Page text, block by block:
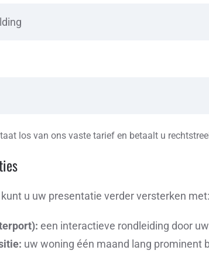
los van ons vaste tarief en betaalt u
u uw presentatie verder versterken met:
een interactieve rondleiding door
uw woning één maand lang prominent